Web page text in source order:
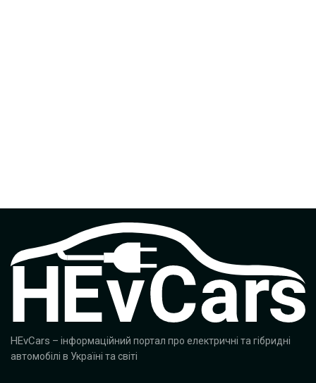
HEvCars – інформаційний портал про електричні та гібридні
автомобілі в Україні та світі